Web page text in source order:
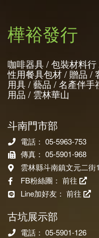
樺裕發行
咖啡器具 / 包裝材料
性用餐具包材 / 贈品 /
用具 / 藝品 / 名產伴
用品 / 雲林華山
斗南門市部
電話： 05-5963-753
傳真： 05-5901-968
雲林縣斗南鎮文元二街
FB粉絲團： 前往
Line加好友： 前往
古坑展示部
電話： 05-5901-126